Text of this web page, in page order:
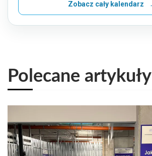
Zobacz cały kalendarz
Polecane artykuły